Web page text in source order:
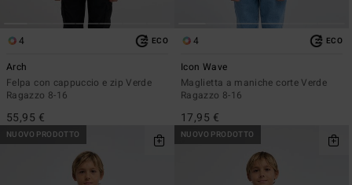
4 ECO
Arch
Felpa con cappuccio e zip Verde
Ragazzo 8-16
55,95 €
4 ECO
Icon Wave
Maglietta a maniche corte Verde
Ragazzo 8-16
17,95 €
NUOVO PRODOTTO NUOVO PRODOTTO